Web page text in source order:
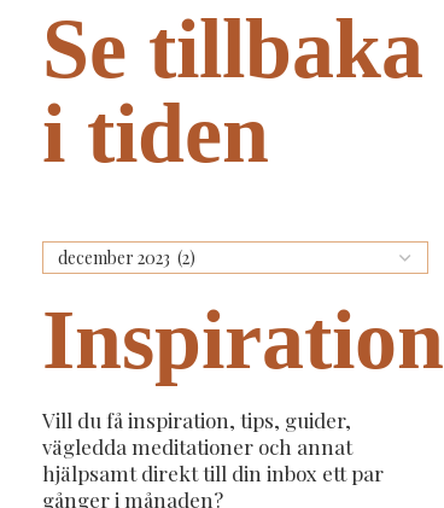
Se tillbaka
i tiden
Inspiration
Vill du få inspiration, tips, guider,
vägledda meditationer och annat
hjälpsamt direkt till din inbox ett par
gånger i månaden?